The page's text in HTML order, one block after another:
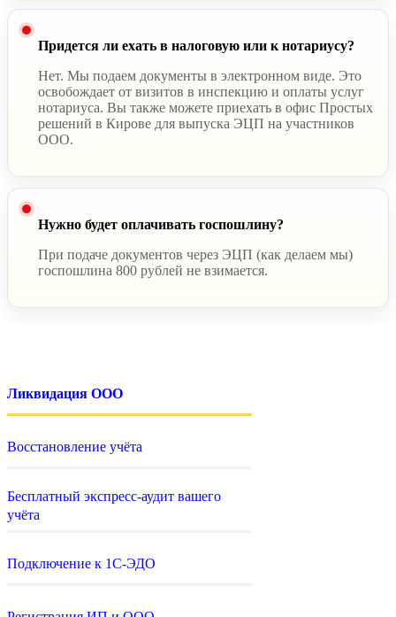
Придется ли ехать в налоговую или к нотариусу?
Нет. Мы подаем документы в электронном виде. Это
освобождает от визитов в инспекцию и оплаты услуг
нотариуса. Вы также можете приехать в офис Простых
решений в Кирове для выпуска ЭЦП на участников
ООО.
Нужно будет оплачивать госпошлину?
При подаче документов через ЭЦП (как делаем мы)
госпошлина 800 рублей не взимается.
Ликвидация ООО
Восстановление учёта
Бесплатный экспресс-аудит вашего
учёта
Подключение к 1С-ЭДО